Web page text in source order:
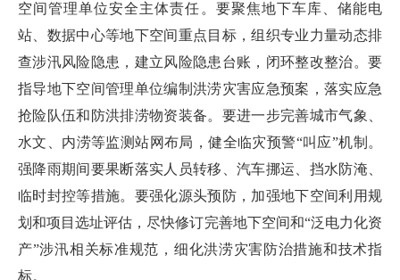
空间管理单位安全主体责任。要聚焦地下车库、储能电
站、数据中心等地下空间重点目标，组织专业力量动态排
查涉汛风险隐患，建立风险隐患台账，闭环整改整治。要
指导地下空间管理单位编制洪涝灾害应急预案，落实应急
抢险队伍和防洪排涝物资装备。要进一步完善城市气象、
水文、内涝等监测站网布局，健全临灾预警“叫应”机制。
强降雨期间要果断落实人员转移、汽车挪运、挡水防淹、
临时封控等措施。要强化源头预防，加强地下空间利用规
划和项目选址评估，尽快修订完善地下空间和“泛电力化资
产”涉汛相关标准规范，细化洪涝灾害防治措施和技术指
标。